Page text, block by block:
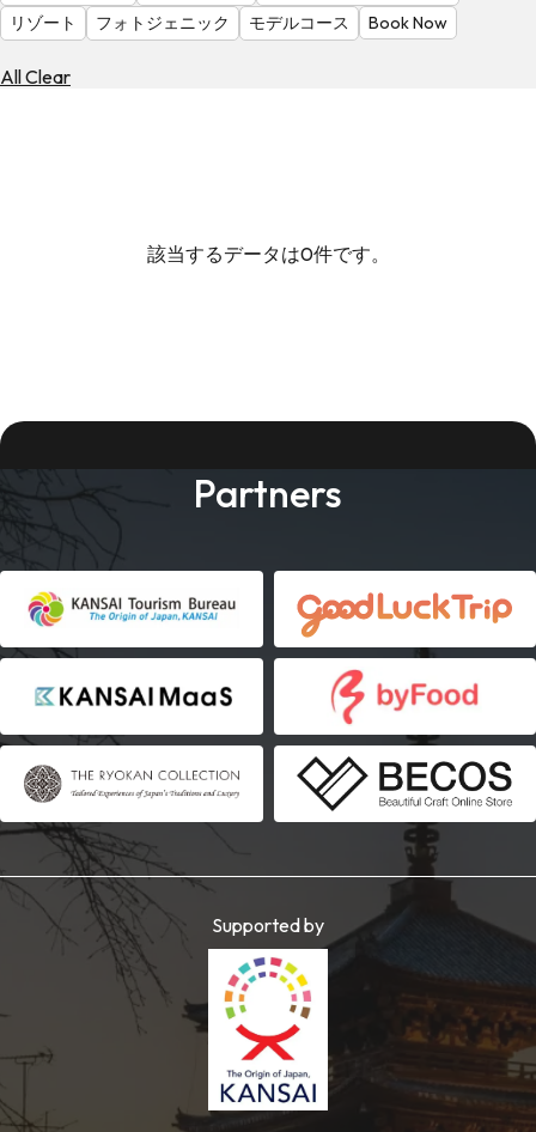
リゾート
フォトジェニック モデルコース Book Now
All Clear
該当するデータは0件です。
Partners
Supported by